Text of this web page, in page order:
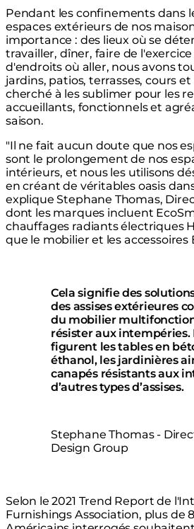
Pendant les confinements dans
espaces extérieurs de nos
importance : des lieux où se
travailler, dîner, faire de
d'endroits où aller, nous avons
jardins, patios, terrasses, cours
cherché à les sublimer pour les
accueillants, fonctionnels et
saison.
"Il ne fait aucun doute que nos
sont le prolongement de nos
intérieurs, et nous les utilisons
en créant de véritables oasis
explique Stephane Thomas,
dont les marques incluent
chauffages radiants électriques
que le mobilier et les accessoires
Cela signifie des
des assises extérieures
du mobilier
résister aux intempéries.
figurent les tables en
éthanol, les jardinières
canapés résistants aux
d’autres types d’assises.
Stephane Thomas -
Design Group
Selon le 2021 Trend Report de
Furnishings Association, plus de